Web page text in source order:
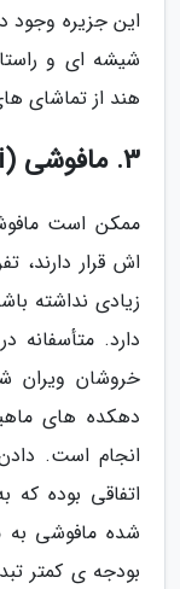
این جزیره
شیشه ای و
هند از تماشای
3. مافوشی (Maafushi)
ممکن است
زیادی نداشته
خروشان ویران
دهکده های
انجام است.
اتفاقی بوده
شده مافوشی به
بودجه ی کمتر